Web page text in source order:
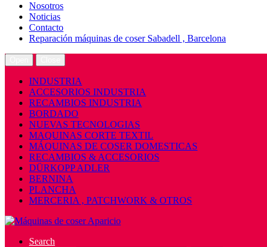
Nosotros
Noticias
Contacto
Reparación máquinas de coser Sabadell , Barcelona
INDUSTRIA
ACCESORIOS INDUSTRIA
RECAMBIOS INDUSTRIA
BORDADO
NUEVAS TECNOLOGIAS
MAQUINAS CORTE TEXTIL
MÁQUINAS DE COSER DOMESTICAS
RECAMBIOS & ACCESORIOS
DÜRKOPP ADLER
BERNINA
PLANCHA
MERCERIA , PATCHWORK & OTROS
Search